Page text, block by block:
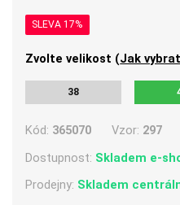
SLEVA 17%
Zvolte velikost (Jak
38
Kód: 365070 Vzor: 297
Dostupnost: Skladem e-
Prodejny: Skladem